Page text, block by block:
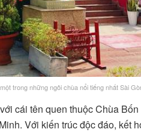
trong những ngôi chùa nổi tiếng nhất Sài
cái tên quen thuộc Chùa
Với kiến trúc độc đáo, kết